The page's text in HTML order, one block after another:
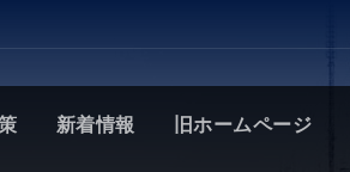
新着情報 旧ホームページ